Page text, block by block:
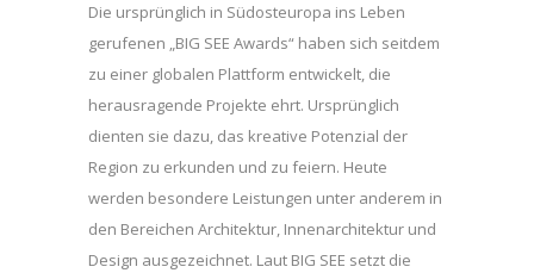
Die ursprünglich in Südosteuropa ins Leben
gerufenen „BIG SEE Awards“ haben sich seitdem
zu einer globalen Plattform entwickelt, die
herausragende Projekte ehrt. Ursprünglich
dienten sie dazu, das kreative Potenzial der
Region zu erkunden und zu feiern. Heute
werden besondere Leistungen unter anderem in
den Bereichen Architektur, Innenarchitektur und
Design ausgezeichnet. Laut BIG SEE setzt die